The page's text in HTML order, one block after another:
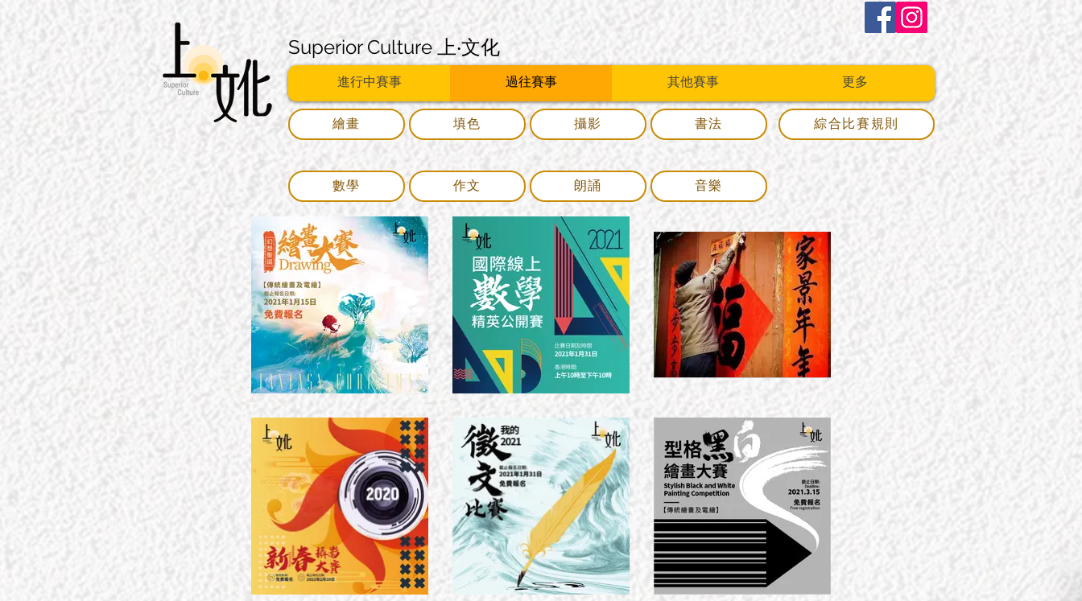
Superior Culture 上‧文化
進行中賽事 過往賽事 其他賽事 更多
繪畫 填色 攝影 書法 綜合比賽規則
數學 作文 朗誦 音樂